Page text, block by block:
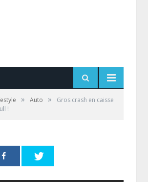
» Auto »
Gros crash en caisse
!